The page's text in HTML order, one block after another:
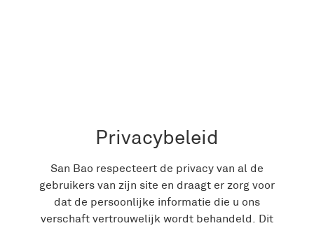
Privacybeleid
San Bao respecteert de privacy van al de
gebruikers van zijn site en draagt er zorg voor
dat de persoonlijke informatie die u ons
verschaft vertrouwelijk wordt behandeld. Dit